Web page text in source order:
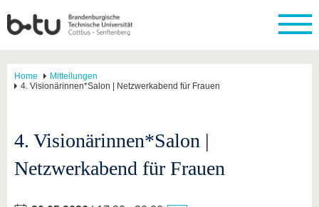
Home
Mitteilungen
4. Visionärinnen*Salon | Netzwerkabend für Frauen
4. Visionärinnen*Salon |
Netzwerkabend für Frauen